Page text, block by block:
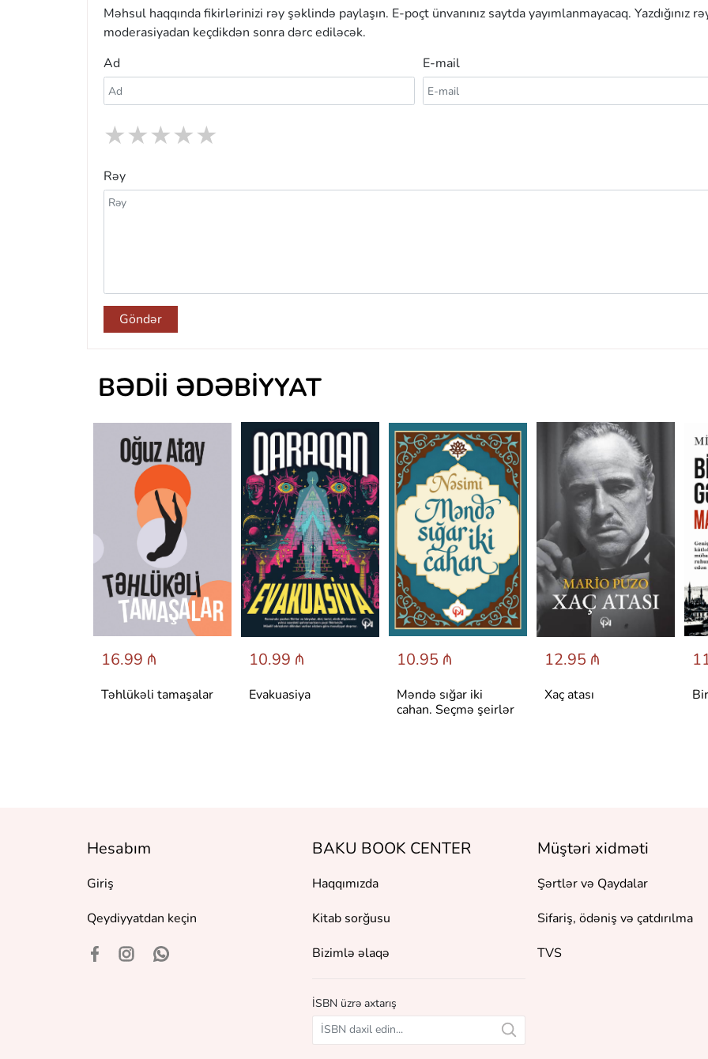
Məhsul haqqında fikirlərinizi rəy şəklində paylaşın. E-poçt ünvanınız saytda yayımlanmayacaq. Yazdığınız
moderasiyadan keçdikdən sonra dərc ediləcək.
Ad
E-mail
★
★
★
★
★
Rəy
Göndər
BƏDII ƏDƏBIYYAT
16.99 ₼
Təhlükəli tamaşalar
10.99 ₼
Evakuasiya
10.95 ₼
Məndə sığar iki
cahan. Seçmə şeirlər
12.95 ₼
Xaç atası
Hesabım
Giriş
Qeydiyyatdan keçin
BAKU BOOK CENTER
Haqqımızda
Kitab sorğusu
Bizimlə əlaqə
İSBN üzrə axtarış
Müştəri xidməti
Şərtlər və Qaydalar
Sifariş, ödəniş və çatdırılma
TVS